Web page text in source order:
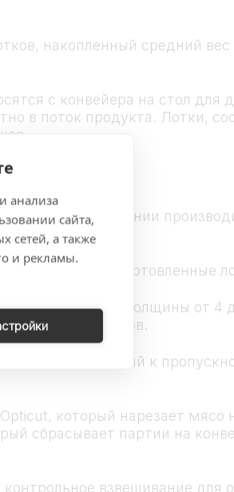
анализа
сайта,
сетей, а также
и рекламы.
накопленный средний
с конвейера на стол для
в поток продукта. Лотки,
когда на линии
изготовленные
при колебаниях толщины от
ломтиков.
от требований к
который нарезает мясо
сбрасывает партии на
взвешивание для